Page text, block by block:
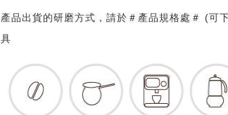
產品出貨的研磨方式，請於＃產品規格處＃ (可
具